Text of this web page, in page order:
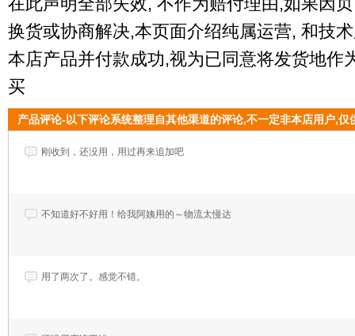
换货或协商解决,本页面介绍纯属运营, 和技
本店产品并付款成功,视为已同意将发货地作
买
产品评论-以下评论系统整理自其他渠道的评论,不一定非本店用户,
刚收到，还没用，用过再来追加吧
不知道好不好用！给我阿姨用的～物流太慢达
用了两次了。感觉不错。